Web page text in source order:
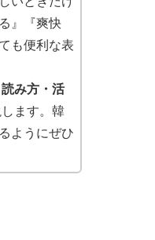
』『爽快
も便利な表
み方・活
ます。韓
ようにぜひ